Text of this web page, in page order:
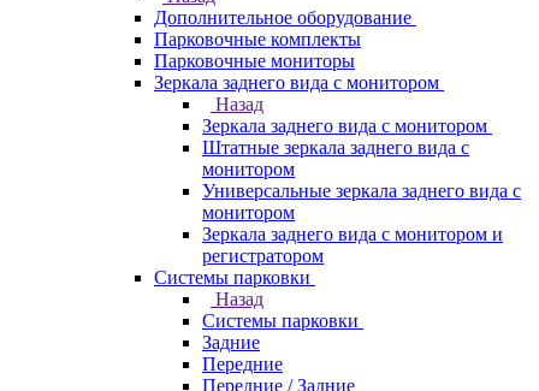
Дополнительное оборудование
Парковочные комплекты
Парковочные мониторы
Зеркала заднего вида с монитором
Назад
Зеркала заднего вида с монитором
Штатные зеркала заднего вида с
монитором
Универсальные зеркала заднего вида с
монитором
Зеркала заднего вида с монитором и
регистратором
Системы парковки
Назад
Системы парковки
Задние
Передние
Передние / Задние